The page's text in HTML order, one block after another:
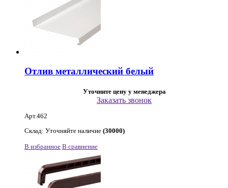
Отлив металлический белый
Уточните цену у менеджера
Заказать звонок
Арт.462
Склад: Уточняйте наличие (30000)
В избранное В сравнение